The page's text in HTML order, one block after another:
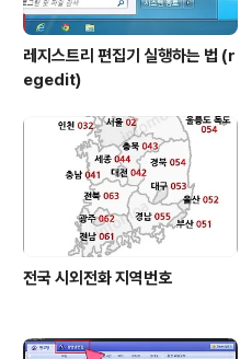
레지스트리 편집기 실행하는 법 (r
egedit)
전국 시외전화 지역번호